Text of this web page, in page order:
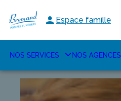
Espace famille
NOS SERVICES NOS AGENCES